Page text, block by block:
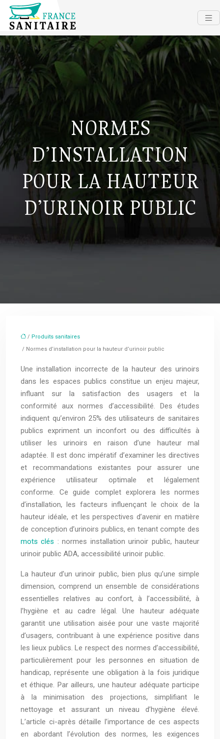
NORMES
D’INSTALLATION
POUR LA HAUTEUR
D’URINOIR PUBLIC
/ Produits sanitaires
/ Normes d’installation pour la hauteur d’urinoir public
Une installation incorrecte de la hauteur des urinoirs
dans les espaces publics constitue un enjeu majeur,
influant sur la satisfaction des usagers et la
conformité aux normes d’accessibilité. Des études
indiquent qu’environ 25% des utilisateurs de sanitaires
publics expriment un inconfort ou des difficultés à
utiliser les urinoirs en raison d’une hauteur mal
adaptée. Il est donc impératif d’examiner les directives
et recommandations existantes pour assurer une
expérience utilisateur optimale et légalement
conforme. Ce guide complet explorera les normes
d’installation, les facteurs influençant le choix de la
hauteur idéale, et les perspectives d’avenir en matière
de conception d’urinoirs publics, en tenant compte des
mots clés : normes installation urinoir public, hauteur
urinoir public ADA, accessibilité urinoir public.
La hauteur d’un urinoir public, bien plus qu’une simple
dimension, comprend un ensemble de considérations
essentielles relatives au confort, à l’accessibilité, à
l’hygiène et au cadre légal. Une hauteur adéquate
garantit une utilisation aisée pour une vaste majorité
d’usagers, contribuant à une expérience positive dans
les lieux publics. Le respect des normes d’accessibilité,
particulièrement pour les personnes en situation de
handicap, représente une obligation à la fois juridique
et éthique. Par ailleurs, une hauteur adéquate participe
à la minimisation des projections, simplifiant le
nettoyage et assurant un niveau d’hygiène élevé.
L’article ci-après détaille l’importance de ces aspects
en abordant l’évolution des normes, les exigences